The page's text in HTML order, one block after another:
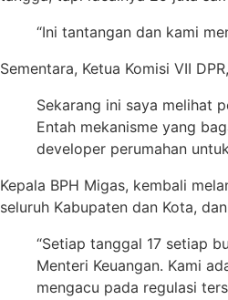
“Ini tantangan dan kami
Sementara, Ketua Komisi VII
Sekarang ini saya melihat
Entah mekanisme yang
developer perumahan
Kepala BPH Migas, kembali
seluruh Kabupaten dan Kota,
“Setiap tanggal 17 setiap
Menteri Keuangan. Kami
mengacu pada regulasi